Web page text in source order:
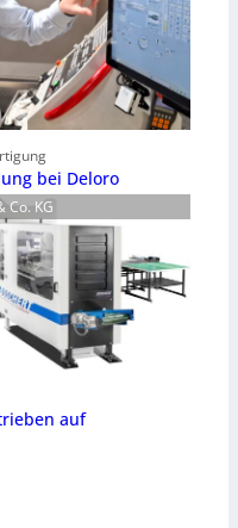
bei Deloro
Co. KG
auf